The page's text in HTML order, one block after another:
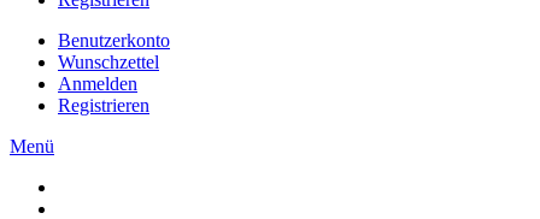
Benutzerkonto
Wunschzettel
Anmelden
Registrieren
Menü